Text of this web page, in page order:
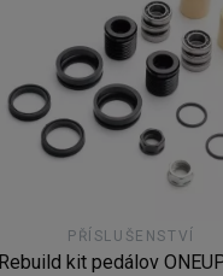
PŘÍSLUŠENSTVÍ
Rebuild kit pedálov